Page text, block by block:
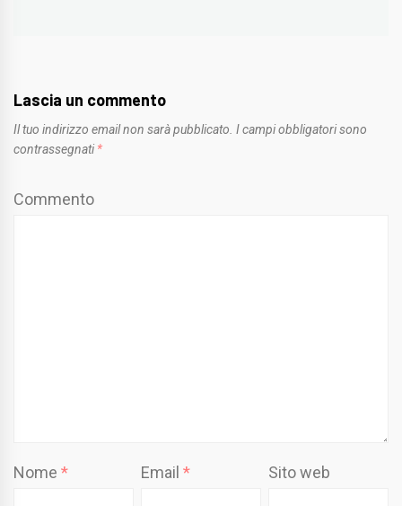
Lascia un commento
Il tuo indirizzo email non sarà pubblicato. I campi obbligatori sono
contrassegnati *
Commento
Nome * Email* Sito web